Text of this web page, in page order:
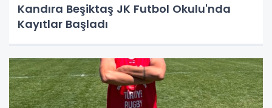
Kandıra Beşiktaş JK Futbol Okulu'nda
Kayıtlar Başladı